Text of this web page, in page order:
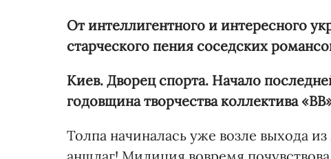
От интеллигентного и интересного
старческого пения соседских
Киев. Дворец спорта. Начало
годовщина творчества коллектива
Толпа начиналась уже возле выхода